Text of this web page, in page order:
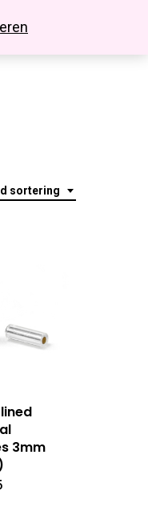
sortering
3mm